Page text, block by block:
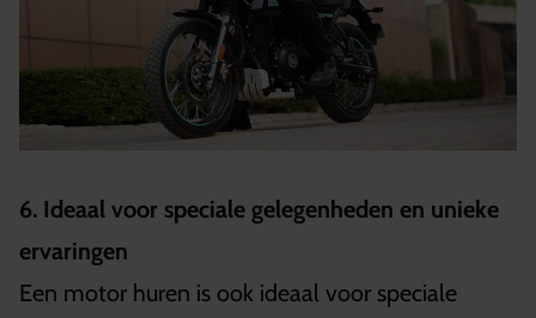
6. Ideaal voor speciale gelegenheden en unieke
ervaringen
Een motor huren is ook ideaal voor speciale